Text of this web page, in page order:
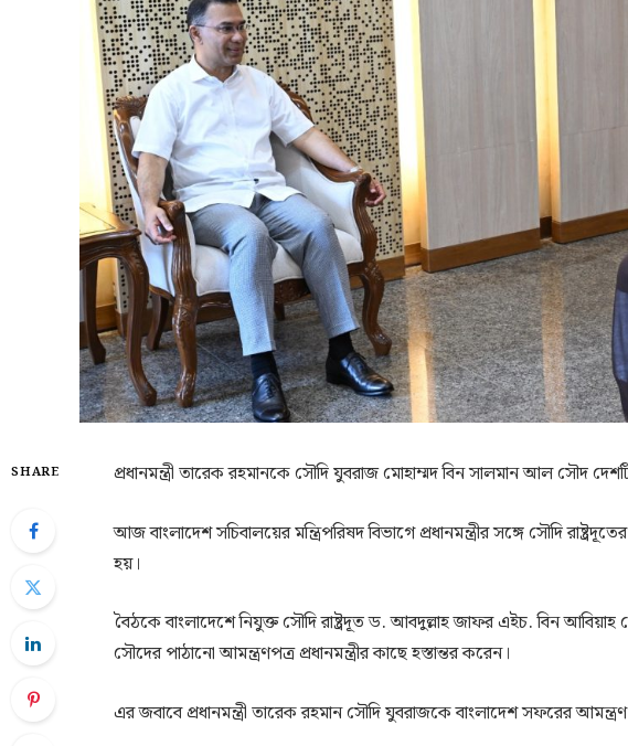
SHARE প্রধানমন্ত্রী তারেক রহমানকে সৌদি যুবরাজ মোহাম্মদ বিন সালমান আল সৌদ
আজ বাংলাদেশ সচিবালয়ের মন্ত্রিপরিষদ বিভাগে প্রধানমন্ত্রীর সঙ্গে সৌদি
হয়।
বৈঠকে বাংলাদেশে নিযুক্ত সৌদি রাষ্ট্রদূত ড. আবদুল্লাহ জাফর এইচ. বিন
সৌদের পাঠানো আমন্ত্রণপত্র প্রধানমন্ত্রীর কাছে হস্তান্তর করেন।
এর জবাবে প্রধানমন্ত্রী তারেক রহমান সৌদি যুবরাজকে বাংলাদেশ সফরের